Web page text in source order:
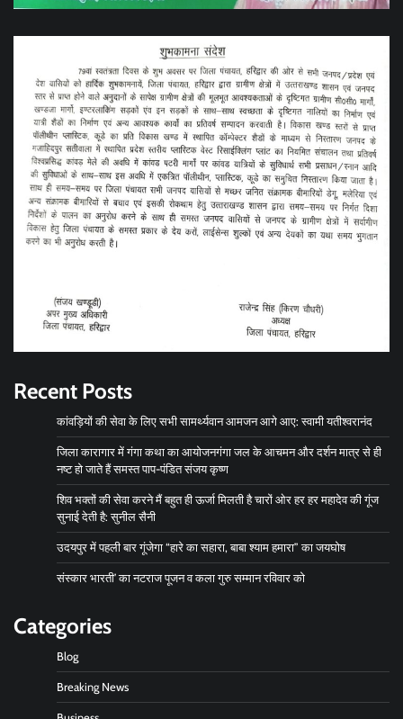
Recent Posts
कांवड़ियों की सेवा के लिए सभी सामर्थ्यवान आमजन आगे आए: स्वामी यतीश्वरानंद
जिला कारागार में गंगा कथा का आयोजनगंगा जल के आचमन और दर्शन मात्र से ही
नष्ट हो जाते हैं समस्त पाप-पंडित संजय कृष्ण
शिव भक्तों की सेवा करने मैं बहुत ही ऊर्जा मिलती है चारों ओर हर हर महादेव की गूंज
सुनाई देती है: सुनील सैनी
उदयपुर में पहली बार गूंजेगा “हारे का सहारा, बाबा श्याम हमारा” का जयघोष
संस्कार भारती’ का नटराज पूजन व कला गुरु सम्मान रविवार को
Categories
Blog
Breaking News